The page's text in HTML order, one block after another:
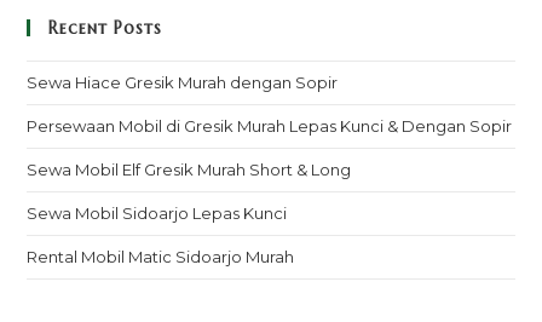
Recent Posts
Sewa Hiace Gresik Murah dengan Sopir
Persewaan Mobil di Gresik Murah Lepas Kunci & Dengan Sopir
Sewa Mobil Elf Gresik Murah Short & Long
Sewa Mobil Sidoarjo Lepas Kunci
Rental Mobil Matic Sidoarjo Murah